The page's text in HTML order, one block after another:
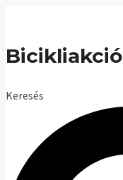
content
Bicikliakció
Keresés